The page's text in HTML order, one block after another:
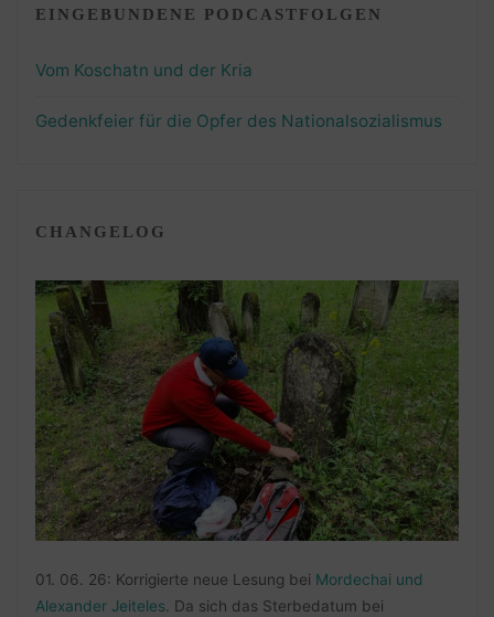
EINGEBUNDENE PODCASTFOLGEN
Vom Koschatn und der Kria
Gedenkfeier für die Opfer des Nationalsozialismus
CHANGELOG
01. 06. 26: Korrigierte neue Lesung bei Mordechai und
Alexander Jeiteles. Da sich das Sterbedatum bei